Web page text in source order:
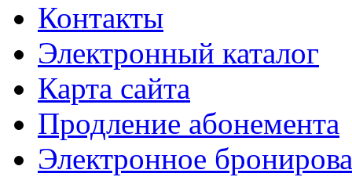
Контакты
Электронный каталог
Карта сайта
Продление абонемента
Электронное